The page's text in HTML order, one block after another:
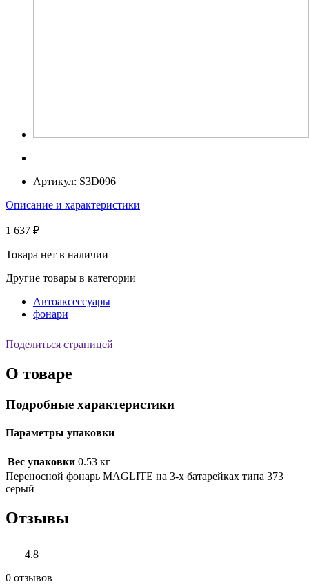
Артикул: S3D096
Описание и характеристики
1 637 ₽
Товара нет в наличии
Другие товары в категории
Автоаксессуары
фонари
Поделиться страницей
О товаре
Подробные характеристики
Параметры упаковки
Вес упаковки 0.53 кг
Переносной фонарь MAGLITE на 3-х батарейках типа 373
серый
Отзывы
4.8
0 отзывов